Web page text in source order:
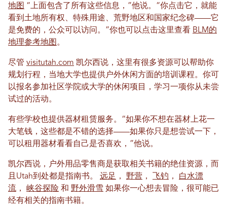
地图 “上面包含了所有这些信息，”他说。“你点击它，就能
看到土地所有权、特殊用途、荒野地区和国家纪念碑——它
是免费的，公众可以访问。”你也可以点击这里查看 BLM的
地理参考地图 。
尽管 visitutah.com 凯尔西说，这里有很多资源可以帮助你
规划行程，当地大学也提供户外休闲方面的培训课程。你可
以报名参加社区学院或大学的休闲项目，学习一项你从未尝
试过的活动。
有些学校也提供器材租赁服务。“如果你不想在器材上花一
大笔钱，这些都是不错的选择——如果你只是想尝试一下，
可以租用器材看看自己是否喜欢，”他说。
凯尔西说，户外用品零售商是获取相关书籍的绝佳资源，而
且Utah到处都是指南书。 远足 ， 野营 ， 飞钓 ， 白水漂
流 ， 峡谷探险 和 野外滑雪 如果你一心想去冒险，很可能已
经有相关的指南书籍。